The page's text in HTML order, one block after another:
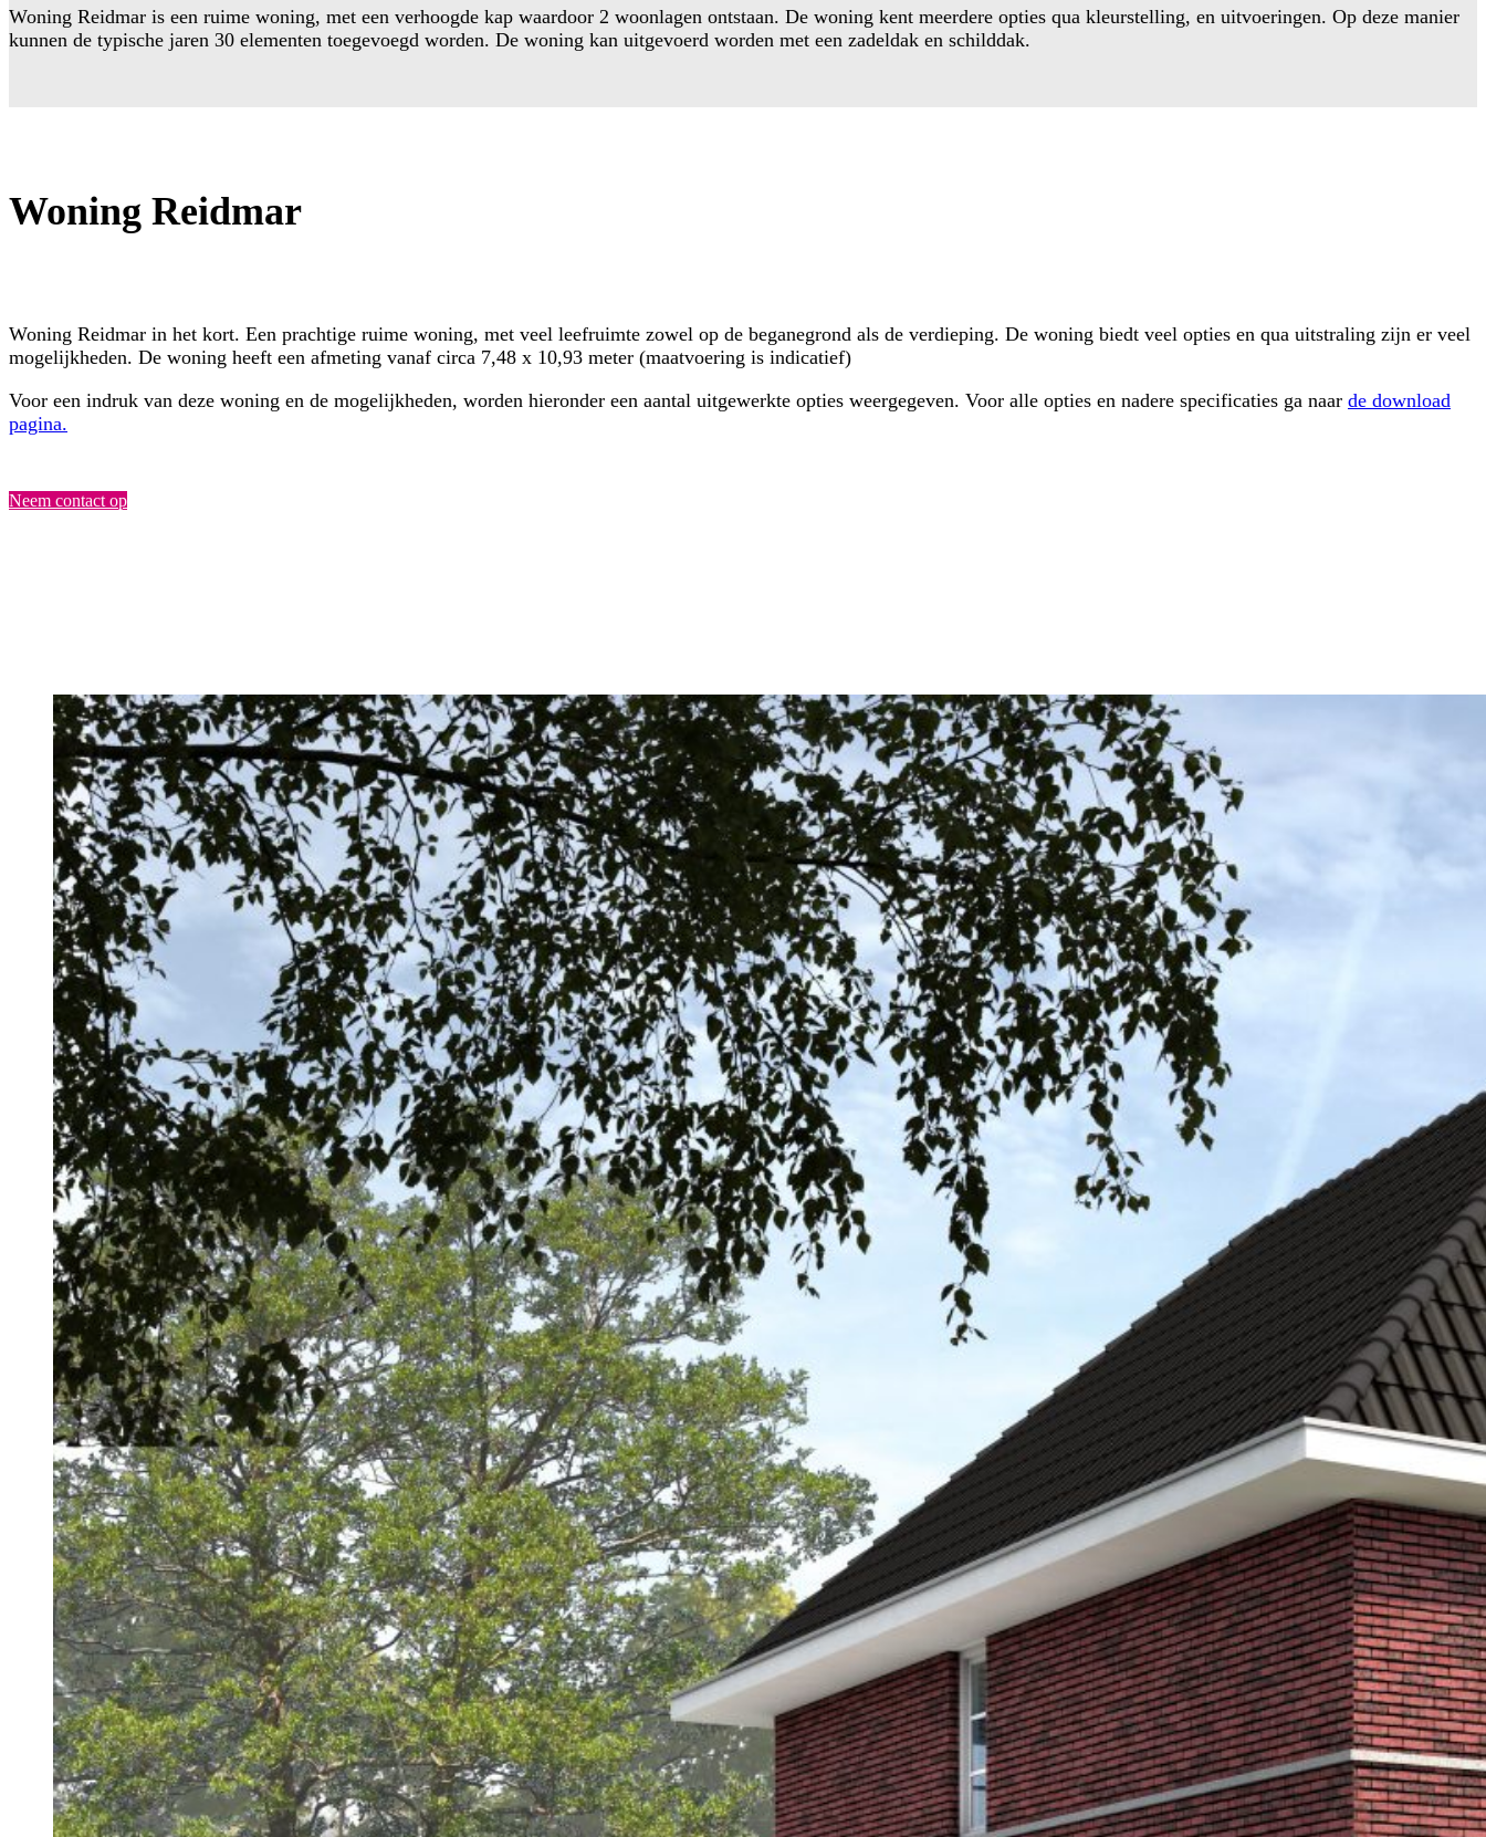
Woning Reidmar is een ruime woning, met een verhoogde kap waardoor 2 woonlagen ontstaan. De woning kent meerdere opties qua kleurstelling, en uitvoeringen. Op deze manier
kunnen de typische jaren 30 elementen toegevoegd worden. De woning kan uitgevoerd worden met een zadeldak en schilddak.
Woning Reidmar
Woning Reidmar in het kort. Een prachtige ruime woning, met veel leefruimte zowel op de beganegrond als de verdieping. De woning biedt veel opties en qua uitstraling zijn er veel
mogelijkheden. De woning heeft een afmeting vanaf circa 7,48 x 10,93 meter (maatvoering is indicatief)
Voor een indruk van deze woning en de mogelijkheden, worden hieronder een aantal uitgewerkte opties weergegeven. Voor alle opties en nadere specificaties ga naar de download
pagina.
Neem contact op